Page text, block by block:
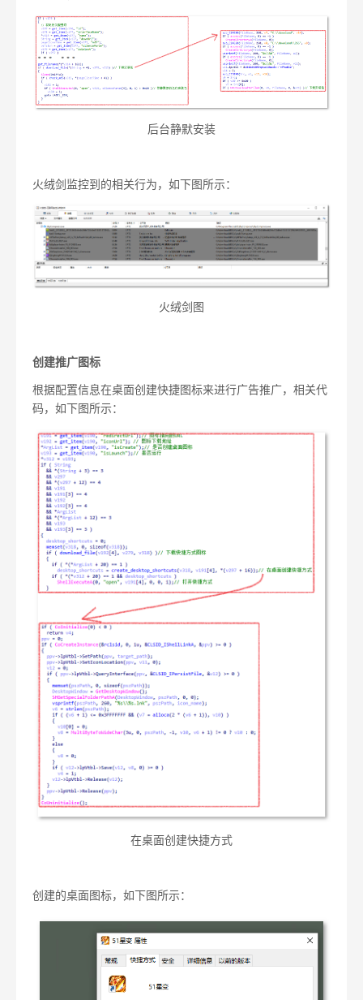
后台静默安装
火绒剑监控到的相关行为，如下图所示：
火绒剑图
创建推广图标
根据配置信息在桌面创建快捷图标来进行广告推广，相关代
码，如下图所示：
在桌面创建快捷方式
创建的桌面图标，如下图所示：